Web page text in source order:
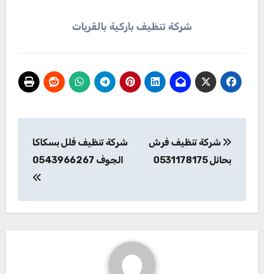
شركة تنظيف باركية بالقريات
المقالات
شركة تنظيف فرش
بحائل 0531178175
شركة تنظيف فلل بسكاكا
الجوف 0543966267